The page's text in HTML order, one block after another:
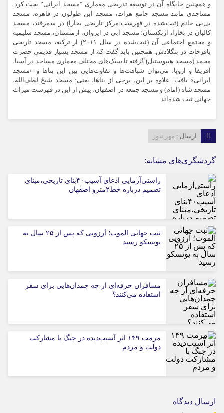
و همچنین جایگاه آن در توسعه تدریجی معماری “مسجد ایرانی” بحث کرد.
مساجدی مانند مسجد جامع هرات، مسجد
ابن طولون در قاهره، مسجد
بی‌بی خانم (ثبت‌شده در فهرست مرکز تاریخی بخارا) در سمرقند، مسجد
کالیان در بخارا، ازبکستان؛ مسجد آبی در ایروان، ارمنستان، مسجد سلیمیه
و مجتمع اجتماعی آن (ثبت‌شده در سال ۲۰۱۱) از ترکیه، مسجد تاریخی
باقرحات در بنگلادش. همچنین باید گفت که از مسجد بسیار قدیمی حضرت
محمد (مسجد هیپوستیل) گرفته تا سبک‌های مختلف معماری مساجد در آسیا،
آفریقا و اروپا، می‌توان شباهت‌ها و تفاوت‌هایی بین این بناها و «مسجد
ایرانی» یافت. علاوه بر این، برخی از بناها، یعنی: مسجد شیخ لطف‌الله،
مسجد شاه (امام) و مسجد جمعه در اصفهان، پیش از این در فهرست میراث
جهانی ثبت شده‌اند.
ارسال : مهر نیوز
گردشگری‌های مشابه:
راستی‌آزمایی ادعای آسیب۴۰بنای تاریخی،مبنای
تصمیم درباره خط۲مترو اصفهان
ثبت جهانی الموت؛ آرزویی که پس از ۲۵ سال به
یونسکو رسید
مسافران حرفه‌ای از چه چمدان‌هایی برای سفر
استفاده می‌کنند؟
مرمت ۱۴۹ اثر آسیب‌دیده در جنگ با مشارکت
دولت و مردم
ارسال دیدگاه